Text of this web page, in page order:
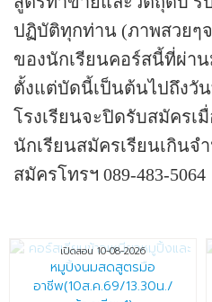
ปฏิบัติทุกท่าน (ภาพสวยๆ
ของนักเรียนคอร์สนี้ที่ผ่า
ตั้งแต่บัดนี้เป็นต้นไปถึงวั
โรงเรียนจะปิดรับสมัครเ
นักเรียนสมัครเรียนเกินจ
สมัครโทรฯ 089-483-5064
เปิดสอน 10-08-2026